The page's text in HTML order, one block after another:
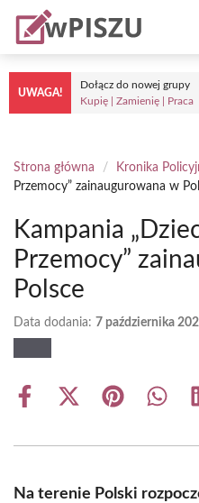
Przejdź
treści
UWAGA!
Dołącz do nowej grupy
Kupię | Zamienię | Praca
Strona główna / Kronika
Przemocy” zainaugurowana w
Kampania
Przemocy”
Polsce
Data dodania: 7 października
Share
Share
(Twitter)
Share Share
Na terenie Polski